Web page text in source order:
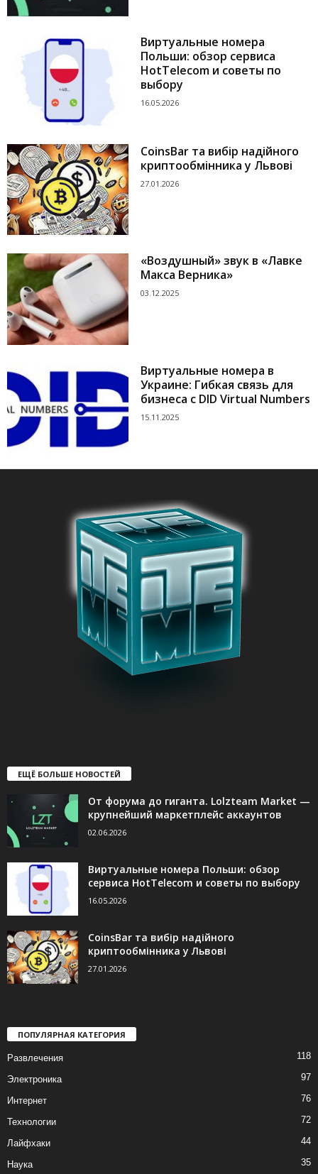
Виртуальные номера
Польши: обзор сервиса
HotTelecom и советы по
выбору
16.05.2026
CoinsBar та вибір надійного
криптообмінника у Львові
27.01.2026
«Воздушный» звук в «Лавке
Макса Верника»
03.12.2025
Виртуальные номера в
Украине: Гибкая связь для
бизнеса с DID Virtual Numbers
15.11.2025
ЕЩЁ БОЛЬШЕ НОВОСТЕЙ
От форума до гиганта. Lolzteam Market —
крупнейший маркетплейс аккаунтов
02.06.2026
Виртуальные номера Польши: обзор
сервиса HotTelecom и советы по выбору
16.05.2026
CoinsBar та вибір надійного
криптообмінника у Львові
27.01.2026
ПОПУЛЯРНАЯ КАТЕГОРИЯ
Развлечения 118
Электроника 97
Интернет 76
Технологии 72
Лайфхаки 44
Наука 35